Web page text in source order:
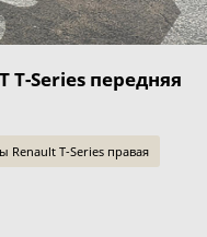
T-Series передняя
Renault T-Series правая